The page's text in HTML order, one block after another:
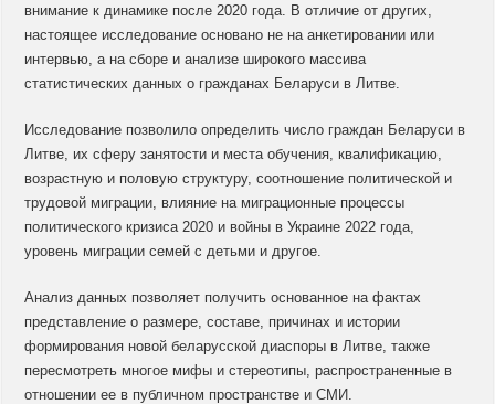
внимание к динамике после 2020 года. В отличие от других,
настоящее исследование основано не на анкетировании или
интервью, а на сборе и анализе широкого массива
статистических данных о гражданах Беларуси в Литве.
Исследование позволило определить число граждан Беларуси в
Литве, их сферу занятости и места обучения, квалификацию,
возрастную и половую структуру, соотношение политической и
трудовой миграции, влияние на миграционные процессы
политического кризиса 2020 и войны в Украине 2022 года,
уровень миграции семей с детьми и другое.
Анализ данных позволяет получить основанное на фактах
представление о размере, составе, причинах и истории
формирования новой беларусской диаспоры в Литве, также
пересмотреть многое мифы и стереотипы, распространенные в
отношении ее в публичном пространстве и СМИ.